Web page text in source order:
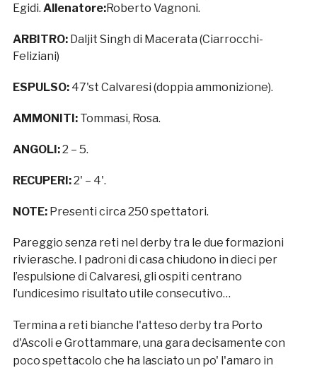
Egidi. Allenatore:Roberto Vagnoni.
ARBITRO: Daljit Singh di Macerata (Ciarrocchi-
Feliziani)
ESPULSO: 47'st Calvaresi (doppia ammonizione).
AMMONITI: Tommasi, Rosa.
ANGOLI:2 – 5.
RECUPERI:2' – 4'.
NOTE: Presenti circa 250 spettatori.
Pareggio senza reti nel derby tra le due formazioni
rivierasche. I padroni di casa chiudono in dieci per
l’espulsione di Calvaresi, gli ospiti centrano
l’undicesimo risultato utile consecutivo…
Termina a reti bianche l'atteso derby tra Porto
d'Ascoli e Grottammare, una gara decisamente con
poco spettacolo che ha lasciato un po' l'amaro in